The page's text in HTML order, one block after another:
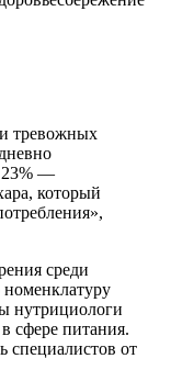
тревожных
23% —
который
среди
нутрициологи
сфере питания.
специалистов от